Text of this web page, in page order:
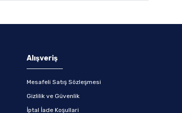
Alışveriş
Mesafeli Satış Sözleşmesi
Gizlilik ve Güvenlik
İptal İade Koşullari